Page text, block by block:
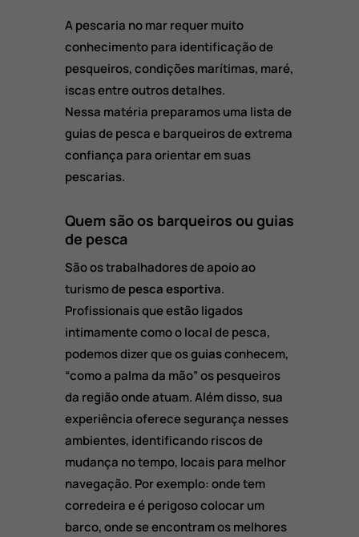
A pescaria no mar requer muito
conhecimento para identificação de
pesqueiros, condições marítimas, maré,
iscas entre outros detalhes.
Nessa matéria preparamos uma lista de
guias de pesca e barqueiros de extrema
confiança para orientar em suas
pescarias.
Quem são os barqueiros ou guias
de pesca
São os trabalhadores de apoio ao
turismo depesca esportiva.
Profissionais que estão ligados
intimamente como o local de pesca,
podemos dizer que osguiasconhecem,
“como a palma da mão” os pesqueiros
da região onde atuam. Além disso, sua
experiência oferece segurança nesses
ambientes, identificando riscos de
mudança no tempo, locais para melhor
navegação. Por exemplo: onde tem
corredeira e é perigoso colocar um
barco, onde se encontram os melhores